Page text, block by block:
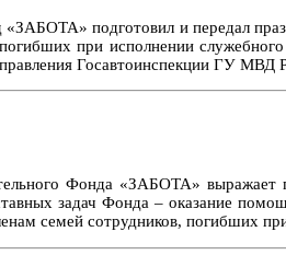
«ЗАБОТА» подготовил и передал
погибших при исполнении
Госавтоинспекции ГУ МВД
Фонда «ЗАБОТА» выражает
задач Фонда – оказание
семей сотрудников, погибших